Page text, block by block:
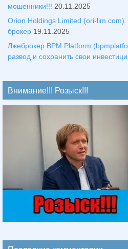
мошенники!!! 20.11.2025
Orion Holdings Limited (ori-
брокер 19.11.2025
Лжеброкер BPM Platform
развод и сохранить свои
Внимание!!! Розыск!!!